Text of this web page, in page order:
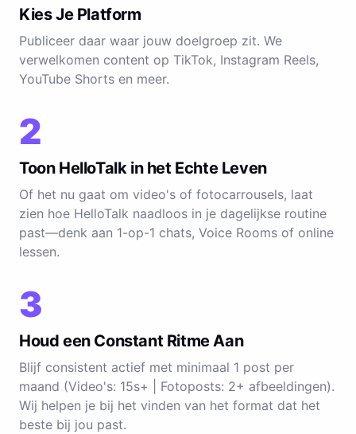
Kies Je Platform
Publiceer daar waar jouw doelgroep zit. We
verwelkomen content op TikTok, Instagram Reels,
YouTube Shorts en meer.
2
Toon HelloTalk in het Echte Leven
Of het nu gaat om video's of fotocarrousels, laat
zien hoe HelloTalk naadloos in je dagelijkse routine
past—denk aan 1-op-1 chats, Voice Rooms of online
lessen.
3
Houd een Constant Ritme Aan
Blijf consistent actief met minimaal 1 post per
maand (Video's: 15s+ | Fotoposts: 2+ afbeeldingen).
Wij helpen je bij het vinden van het format dat het
beste bij jou past.